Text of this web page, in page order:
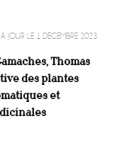
JOUR LE 1 DÉCEMBRE 2023
Thomas
des plantes
et